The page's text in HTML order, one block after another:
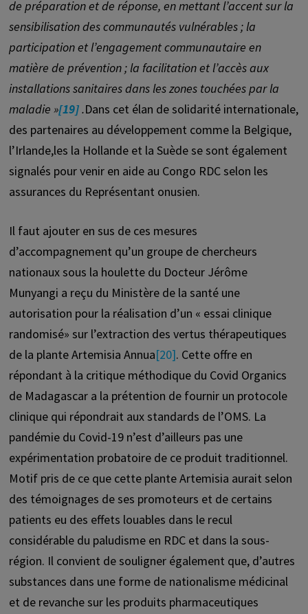
de préparation et de réponse, en mettant l’accent sur la
sensibilisation des communautés vulnérables ; la
participation et l’engagement communautaire en
matière de prévention ; la facilitation et l’accès aux
installations sanitaires dans les zones touchées par la
maladie »[19].Dans cet élan de solidarité internationale,
des partenaires au développement comme la Belgique,
l’Irlande,les la Hollande et la Suède se sont également
signalés pour venir en aide au Congo RDC selon les
assurances du Représentant onusien.
Il faut ajouter en sus de ces mesures
d’accompagnement qu’un groupe de chercheurs
nationaux sous la houlette du Docteur Jérôme
Munyangi a reçu du Ministère de la santé une
autorisation pour la réalisation d’un « essai clinique
randomisé» sur l’extraction des vertus thérapeutiques
de la plante Artemisia Annua[20]. Cette offre en
répondant à la critique méthodique du Covid Organics
de Madagascar a la prétention de fournir un protocole
clinique qui répondrait aux standards de l’OMS. La
pandémie du Covid-19 n’est d’ailleurs pas une
expérimentation probatoire de ce produit traditionnel.
Motif pris de ce que cette plante Artemisia aurait selon
des témoignages de ses promoteurs et de certains
patients eu des effets louables dans le recul
considérable du paludisme en RDC et dans la sous-
région. Il convient de souligner également que, d’autres
substances dans une forme de nationalisme médicinal
et de revanche sur les produits pharmaceutiques